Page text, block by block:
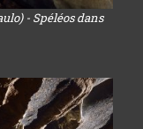
- Spéléos dans